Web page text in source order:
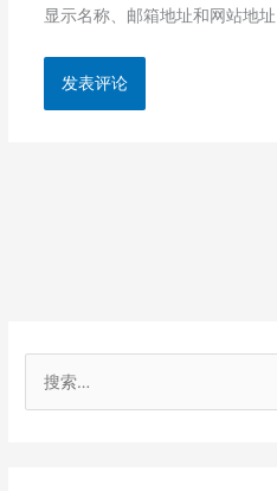
显示名称、邮箱地址和网站地